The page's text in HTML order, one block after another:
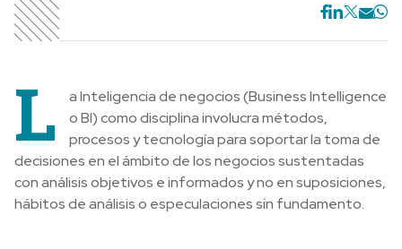
L
a Inteligencia de negocios (Business Intelligence
o BI) como disciplina involucra métodos,
procesos y tecnología para soportar la toma de
decisiones en el ámbito de los negocios sustentadas
con análisis objetivos e informados y no en suposiciones,
hábitos de análisis o especulaciones sin fundamento.